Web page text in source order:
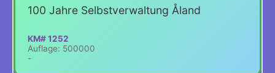
100 Jahre Selbstverwaltung Åland
KM# 1252
Auflage: 500000
-